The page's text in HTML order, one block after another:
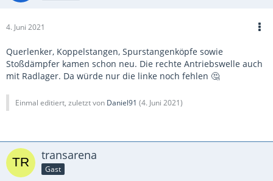
4. Juni 2021
Querlenker, Koppelstangen, Spurstangenköpfe sowie
Stoßdämpfer kamen schon neu. Die rechte Antriebswelle auch
mit Radlager. Da würde nur die linke noch fehlen 🤔
Einmal editiert, zuletzt von Daniel91 (4. Juni 2021)
transarena
Gast